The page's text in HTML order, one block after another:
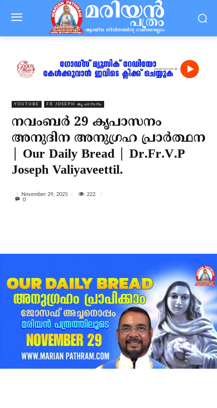
YOUTUBE FR JOSEPH കൃപാസനം
നവംബർ 29 കൃപാസനം
അനുദിന അനുഗ്രഹ പ്രാർത്ഥന
| Our Daily Bread | Dr.Fr.V.P
Joseph Valiyaveettil.
November 29, 2025
222
0